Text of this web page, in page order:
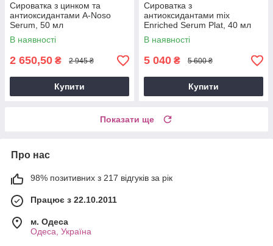
Сироватка з цинком та
антиоксидантами A-Noso
Serum, 50 мл
В наявності
2 650,50 ₴ 2 945 ₴
Купити
Сироватка з
антиоксидантами mix
Enriched Serum Plat, 40 мл
В наявності
5 040 ₴ 5 600 ₴
Купити
Показати ще
Про нас
98% позитивних з 217 відгуків за рік
Працює з 22.10.2011
м. Одеса
Одеса, Україна